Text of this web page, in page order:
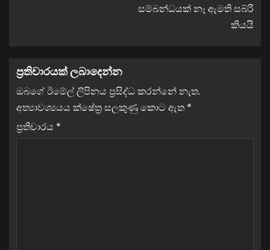
සම්බන්ධයක් නෑ ඇමති සබ්රි
කියයි
ප්‍රතිචාරයක් ලබාදෙන්න
ඔබගේ ඊමේල් ලිපිනය ප්‍රසිද්ධ කරන්නේ නැත.
අත්‍යාවශ්‍යයය ක්ෂේත්‍ර සලකුණු කොට ඇත *
ප්‍රතිචාරය *